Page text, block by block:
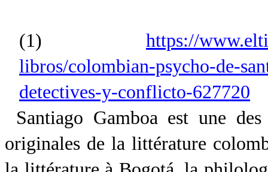
(1) https://
libros/colombian-psycho-de-
detectives-y-conflicto-627720
Santiago Gamboa est une
originales de la littérature